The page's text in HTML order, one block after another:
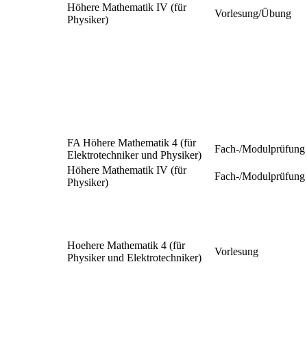
Höhere Mathematik IV (für
Physiker)
Vorlesung/Übung
FA Höhere Mathematik 4 (für
Elektrotechniker und Physiker)
Fach-/Modulprüfung
Höhere Mathematik IV (für
Physiker)
Fach-/Modulprüfung
Hoehere Mathematik 4 (für
Physiker und Elektrotechniker)
Vorlesung